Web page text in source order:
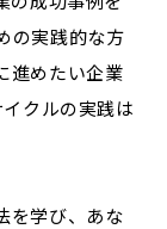
の実践的な方
進めたい企業
クルの実践は
を学び、あな